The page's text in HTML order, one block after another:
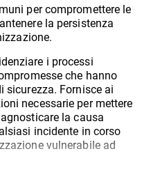
per compromettere le
la persistenza
i processi
che hanno
Fornisce ai
necessarie per mettere
la causa
incidente in corso
vulnerabile ad